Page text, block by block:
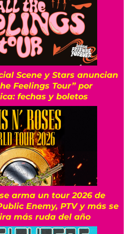
Scene y Stars anuncian
Feelings Tour” por
fechas y boletos
se arma un tour 2026 de
Enemy, PTV y más se
más ruda del año